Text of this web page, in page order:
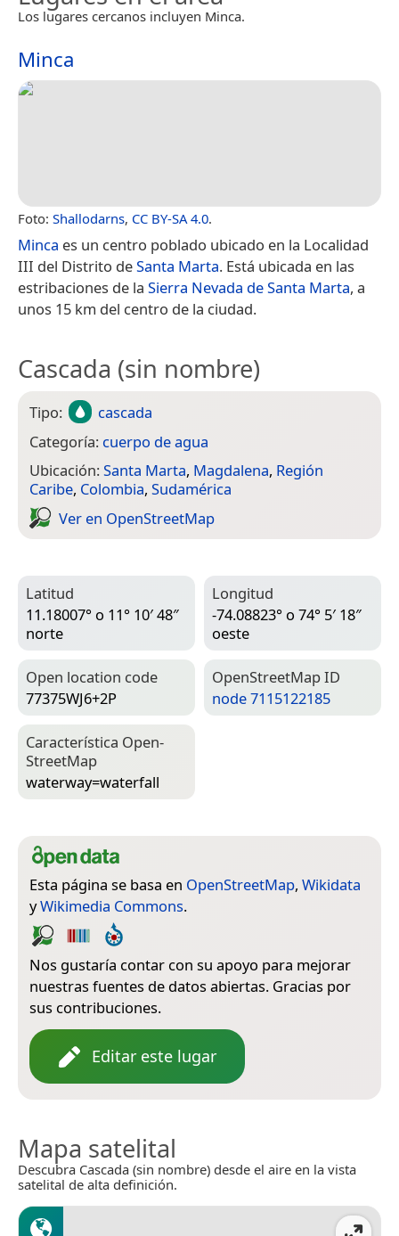
Los lugares cercanos incluyen Minca.
Minca
Foto: Shallodarns, CC BY-SA 4.0.
Minca es un centro poblado ubicado en la Localidad
III del Distrito deSanta Marta. Está ubicada en las
estribaciones de la Sierra Nevada de Santa Marta, a
unos 15 km del centro de la ciudad.
Cascada (sin nombre)
Tipo:
cascada
Categoría: cuerpo de agua
Ubicación:Santa Marta, Magdalena, Región
Caribe, Colombia, Sudamérica
Ver en Open­Street­Map
Latitud
11.18007° o 11° 10′ 48″
norte
Longitud
-74.08823° o 74° 5′ 18″
oeste
Open location code
77375WJ6+2P
Open­Street­Map ID
node 7115122185
Característica Open­
Street­Map
waterway=­waterfall
Esta página se basa en OpenStreetMap, Wikidata
yWikimedia Commons.
Nos gustaría contar con su apoyo para mejorar
nuestras fuentes de datos abiertas. Gracias por
sus contribuciones.
Editar este lugar
Mapa satelital
Descubra Cascada (sin nombre) desde el aire en la vista
satelital de alta definición.